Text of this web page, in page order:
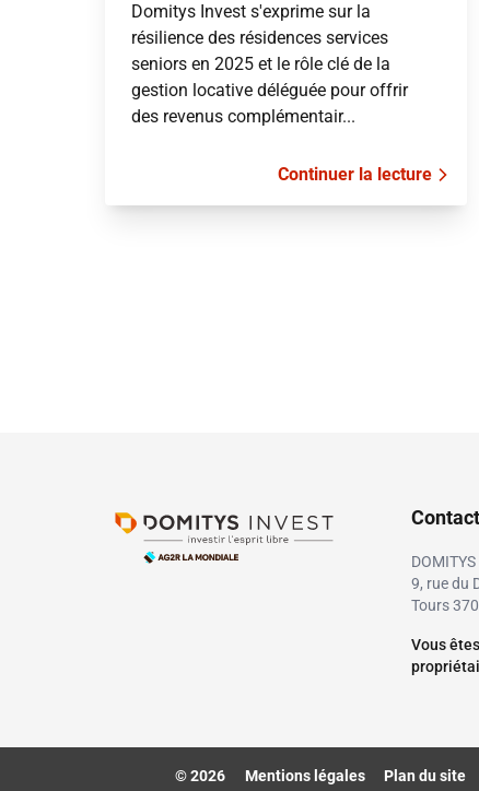
Domitys Invest s'exprime sur la
résilience des résidences services
seniors en 2025 et le rôle clé de la
gestion locative déléguée pour offrir
des revenus complémentair...
Continuer la lecture
9, rue du
Tours
Vous
© 2026 Mentions légales Plan du site